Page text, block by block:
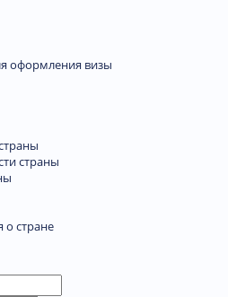
оформления визы
страны
стране